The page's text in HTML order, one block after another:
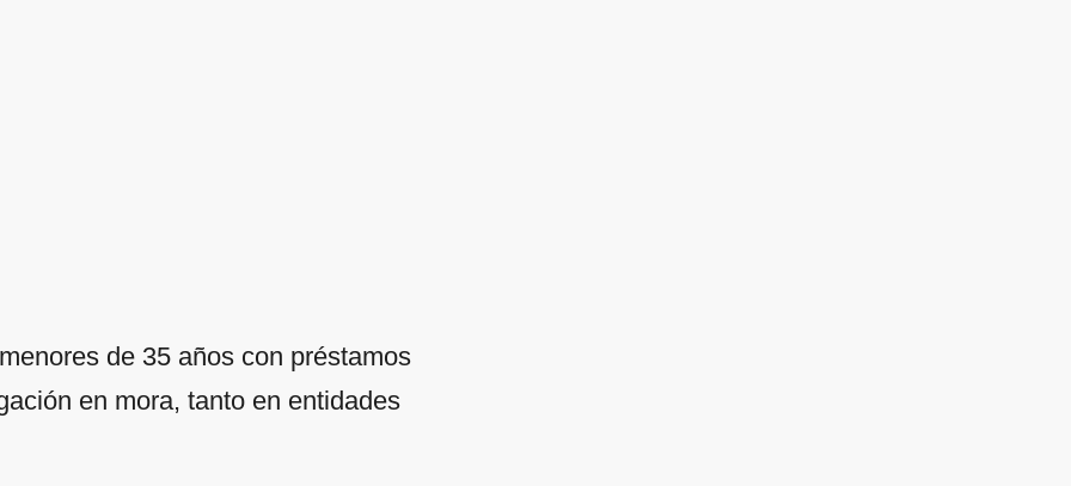
de 35 años con préstamos
en mora, tanto en entidades